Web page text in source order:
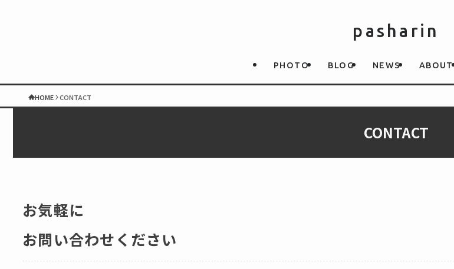
pasharin
PHOTO BLOG NEWS ABOUT
HOME CONTACT
CONTACT
お気軽に
お問い合わせください